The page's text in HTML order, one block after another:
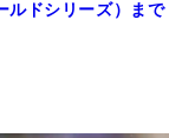
ルドシリーズ）まで